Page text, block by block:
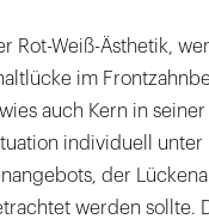
Rot-Weiß-Ästhetik,
im
auch Kern in
individuell
der
werden sollte.